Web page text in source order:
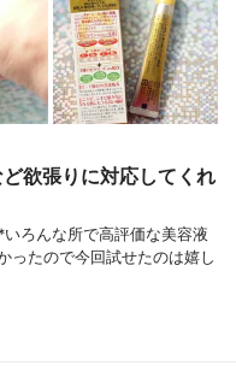
欲張りに対応してくれ
ろんな所で高評価な美容液
ったので今回試せたのは嬉し